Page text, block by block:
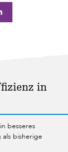
in
besseres
bisherige